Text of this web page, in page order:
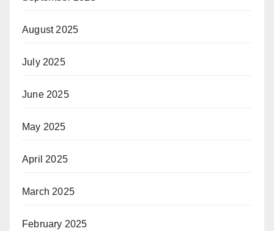
August 2025
July 2025
June 2025
May 2025
April 2025
March 2025
February 2025